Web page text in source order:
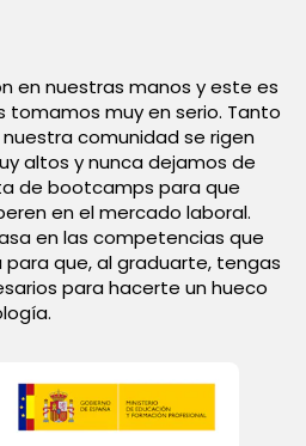
en nuestras manos y este es
tomamos muy en serio. Tanto
comunidad se rigen
altos y nunca dejamos de
de bootcamps para que
en el mercado laboral.
en las competencias que
que, al graduarte, tengas
para hacerte un hueco